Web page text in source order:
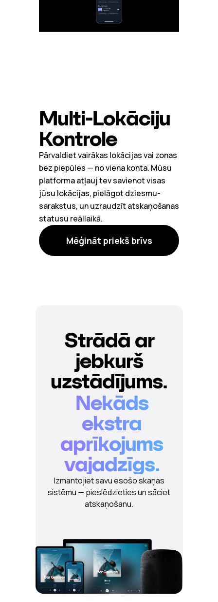
Multi-Lokāciju
Kontrole
Pārvaldiet vairākas lokācijas vai zonas
bez piepūles — no viena konta. Mūsu
platforma atļauj tev savienot visas
jūsu lokācijas, pielāgot dziesmu-
sarakstus, un uzraudzīt atskaņošanas
statusu reāllaikā.
Mēģināt priekš brīvs
Nekāds
ekstra
aprīkojums
vajadzīgs.
Strādā ar
jebkurš
uzstādījums.
Izmantojiet savu esošo skaņas
sistēmu — pieslēdzieties un sāciet
atskaņošanu.